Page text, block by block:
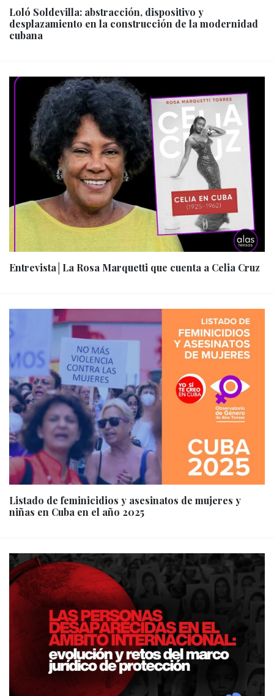
Loló Soldevilla: abstracción, dispositivo y
desplazamiento en la construcción de la modernidad
cubana
Entrevista│La Rosa Marquetti que cuenta a Celia Cruz
Listado de feminicidios y asesinatos de mujeres y
niñas en Cuba en el año 2025